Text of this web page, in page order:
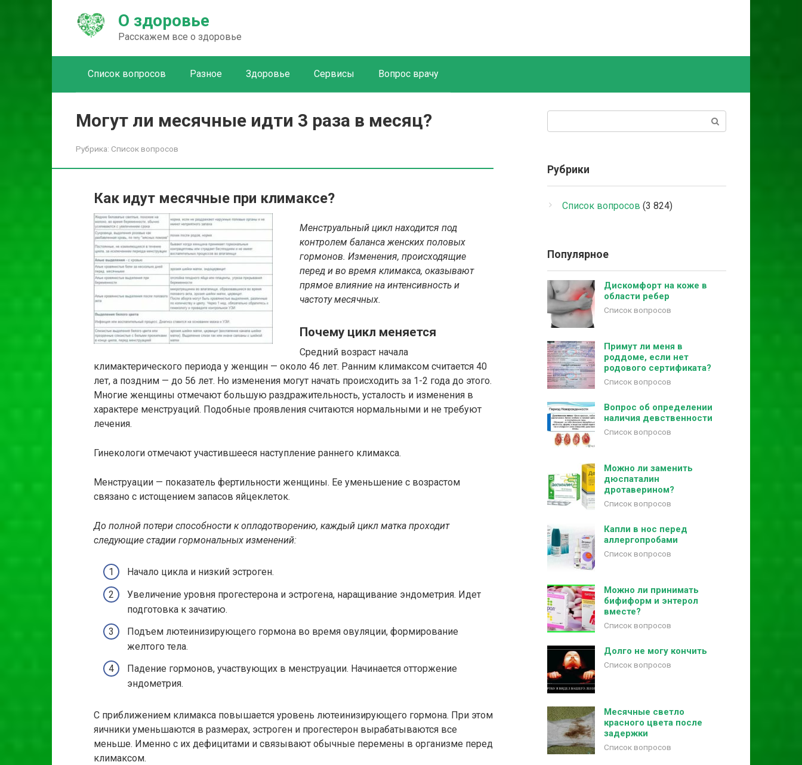
О здоровье
Расскажем все о здоровье
Список вопросов Разное Здоровье Сервисы Вопрос врачу
Могут ли месячные идти 3 раза в месяц?
Рубрика: Список вопросов
Как идут месячные при климаксе?
Менструальный цикл находится под
контролем баланса женских половых
гормонов. Изменения, происходящие
перед и во время климакса, оказывают
прямое влияние на интенсивность и
частоту месячных.
Почему цикл меняется
Средний возраст начала
климактерического периода у женщин — около 46 лет. Ранним климаксом считается 40
лет, а поздним — до 56 лет. Но изменения могут начать происходить за 1-2 года до этого.
Многие женщины отмечают большую раздражительность, усталость и изменения в
характере менструаций. Подобные проявления считаются нормальными и не требуют
лечения.
Гинекологи отмечают участившееся наступление раннего климакса.
Менструации — показатель фертильности женщины. Ее уменьшение с возрастом
связано с истощением запасов яйцеклеток.
До полной потери способности к оплодотворению, каждый цикл матка проходит
следующие стадии гормональных изменений:
Начало цикла и низкий эстроген.
Увеличение уровня прогестерона и эстрогена, наращивание эндометрия. Идет
подготовка к зачатию.
Подъем лютеинизирующего гормона во время овуляции, формирование
желтого тела.
Падение гормонов, участвующих в менструации. Начинается отторжение
эндометрия.
С приближением климакса повышается уровень лютеинизирующего гормона. При этом
яичники уменьшаются в размерах, эстроген и прогестерон вырабатываются все
меньше. Именно с их дефицитами и связывают обычные перемены в организме перед
климаксом.
Рубрики
Список вопросов (3 824)
Популярное
Дискомфорт на коже в
области ребер
Список вопросов
Примут ли меня в
роддоме, если нет
родового сертификата?
Список вопросов
Вопрос об определении
наличия девственности
Список вопросов
Можно ли заменить
дюспаталин
дротаверином?
Список вопросов
Капли в нос перед
аллергопробами
Список вопросов
Можно ли принимать
бифиформ и энтерол
вместе?
Список вопросов
Долго не могу кончить
Список вопросов
Месячные светло
красного цвета после
задержки
Список вопросов